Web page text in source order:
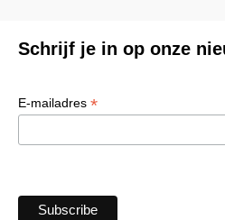
Schrijf je in op onze
E-mailadres *